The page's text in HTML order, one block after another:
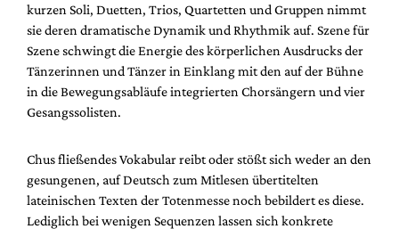
kurzen Soli, Duetten, Trios, Quartetten und Gruppen nimmt
sie deren dramatische Dynamik und Rhythmik auf. Szene für
Szene schwingt die Energie des körperlichen Ausdrucks der
Tänzerinnen und Tänzer in Einklang mit den auf der Bühne
in die Bewegungsabläufe integrierten Chorsängern und vier
Gesangssolisten.
Chus fließendes Vokabular reibt oder stößt sich weder an den
gesungenen, auf Deutsch zum Mitlesen übertitelten
lateinischen Texten der Totenmesse noch bebildert es diese.
Lediglich bei wenigen Sequenzen lassen sich konkrete